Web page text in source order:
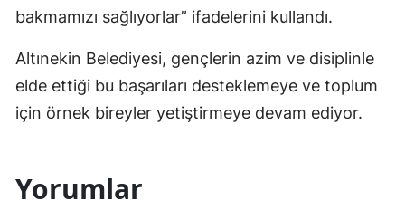
Kocaeli
Konya
bakmamızı sağlıyorlar” ifadelerini kullandı.
Altınekin Belediyesi, gençlerin azim ve disiplinle
elde ettiği bu başarıları desteklemeye ve toplum
için örnek bireyler yetiştirmeye devam ediyor.
Yorumlar